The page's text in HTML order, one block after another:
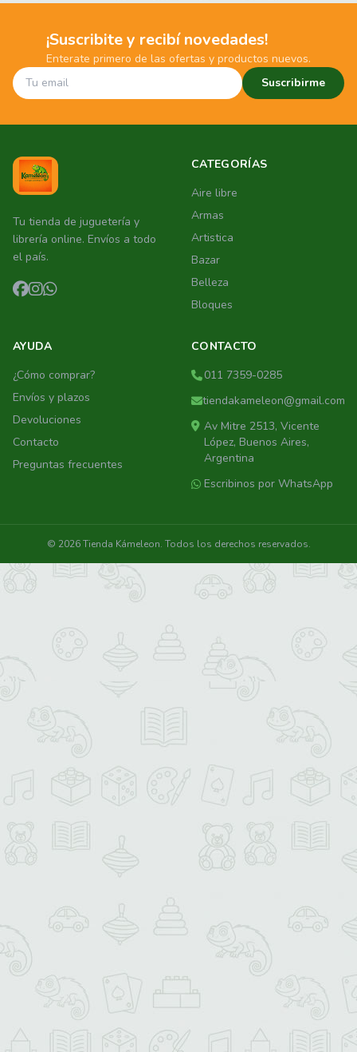
¡Suscribite y recibí novedades!
Enterate primero de las ofertas y productos nuevos.
Suscribirme
Tu tienda de juguetería y
librería online. Envíos a todo
el país.
CATEGORÍAS
Aire libre
Armas
Artistica
Bazar
Belleza
Bloques
AYUDA
¿Cómo comprar?
Envíos y plazos
Devoluciones
Contacto
Preguntas frecuentes
CONTACTO
011 7359-0285
tiendakameleon@gmail.com
Av Mitre 2513, Vicente
López, Buenos Aires,
Argentina
Escribinos por WhatsApp
© 2026 Tienda Kámeleon. Todos los derechos reservados.